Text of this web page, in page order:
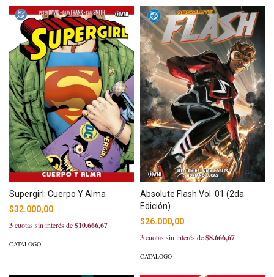
Supergirl: Cuerpo Y Alma
$32.000,00
3cuotas sin interés de$10.666,67
CATÁLOGO
Absolute Flash Vol. 01 (2da
Edición)
$26.000,00
3cuotas sin interés de$8.666,67
CATÁLOGO